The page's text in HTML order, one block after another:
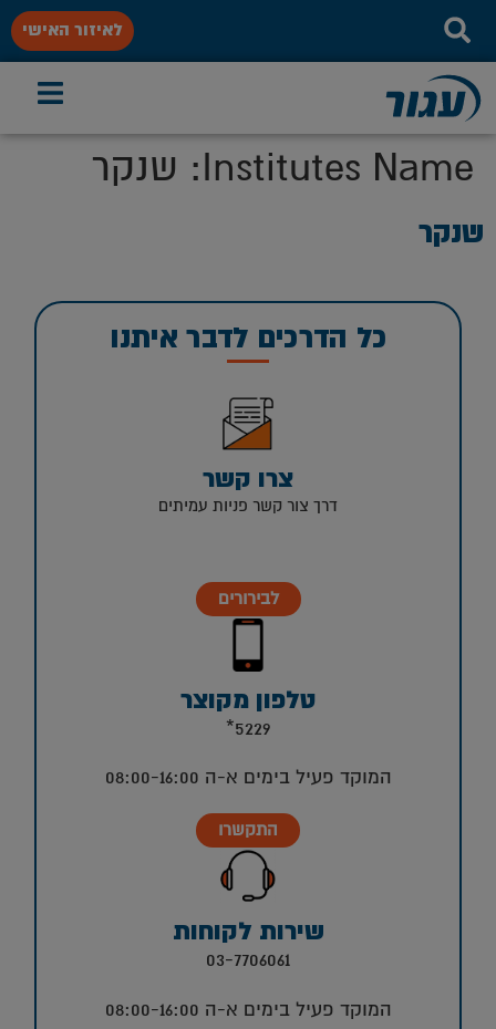
לאיזור האישי
Institutes Name: שנקר
שנקר
כל הדרכים לדבר איתנו
צרו קשר
דרך צור קשר פניות עמיתים
לבירורים
טלפון מקוצר
5229*
המוקד פעיל בימים א-ה 08:00-16:00
התקשרו
שירות לקוחות
03-7706061
המוקד פעיל בימים א-ה 08:00-16:00